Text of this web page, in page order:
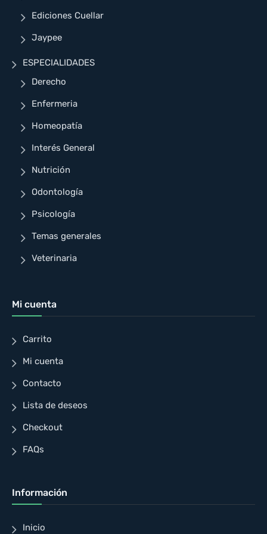
Ediciones Cuellar
Jaypee
ESPECIALIDADES
Derecho
Enfermeria
Homeopatía
Interés General
Nutrición
Odontología
Psicología
Temas generales
Veterinaria
Mi cuenta
Carrito
Mi cuenta
Contacto
Lista de deseos
Checkout
FAQs
Información
Inicio